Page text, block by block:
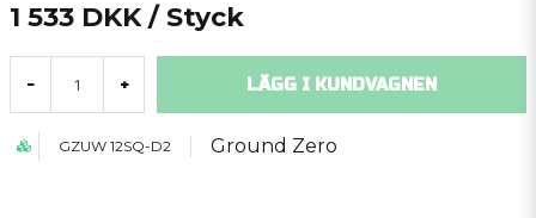
1 533 DKK / Styck
- + LÄGG I KUNDVAGNEN
GZUW 12SQ-D2 Ground Zero